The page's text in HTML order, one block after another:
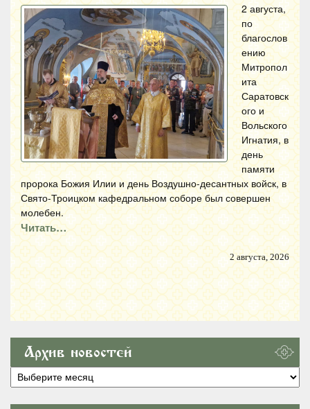
2 августа,
по
благослов
ению
Митропол
ита
Саратовск
ого и
Вольского
Игнатия, в
день
памяти
пророка Божия Илии и день Воздушно-десантных войск, в
Свято-Троицком кафедральном соборе был совершен
молебен.
Читать…
2 августа, 2026
Архив новостей
Архив
новостей